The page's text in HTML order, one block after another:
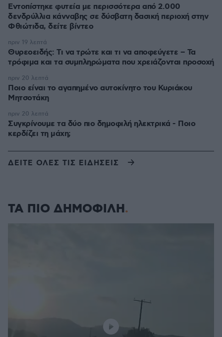
Εντοπίστηκε φυτεία με περισσότερα από 2.000
δενδρύλλια κάνναβης σε δύσβατη δασική περιοχή στην
Φθιώτιδα, δείτε βίντεο
Θυρεοειδής: Τι να τρώτε και τι να αποφεύγετε – Τα
τρόφιμα και τα συμπληρώματα που χρειάζονται προσοχή
πριν 19 λεπτά
Ποιο είναι το αγαπημένο αυτοκίνητο του Κυριάκου
Μητσοτάκη
πριν 20 λεπτά
Συγκρίνουμε τα δύο πιο δημοφιλή ηλεκτρικά - Ποιο
κερδίζει τη μάχη;
πριν 20 λεπτά
ΔΕΙΤΕ ΟΛΕΣ ΤΙΣ ΕΙΔΗΣΕΙΣ
ΤΑ ΠΙΟ ΔΗΜΟΦΙΛΗ